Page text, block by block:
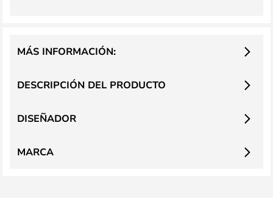
DESCRIPCIÓN DEL PRODUCTO
MÁS INFORMACIÓN:
DISEÑADOR
MARCA